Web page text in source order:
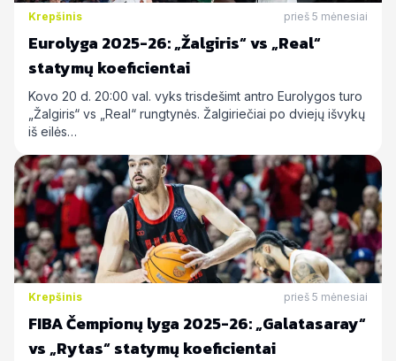
Krepšinis prieš 5 mėnesiai
Eurolyga 2025-26: „Žalgiris“ vs „Real“
statymų koeficientai
Kovo 20 d. 20:00 val. vyks trisdešimt antro Eurolygos turo
„Žalgiris“ vs „Real“ rungtynės. Žalgiriečiai po dviejų išvykų
iš eilės…
Krepšinis prieš 5 mėnesiai
FIBA Čempionų lyga 2025-26: „Galatasaray“
vs „Rytas“ statymų koeficientai